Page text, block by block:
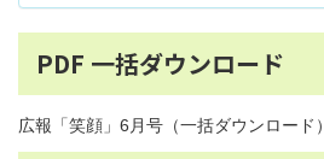
PDF 一括ダウンロード
広報「笑顔」6月号（一括ダウンロード）